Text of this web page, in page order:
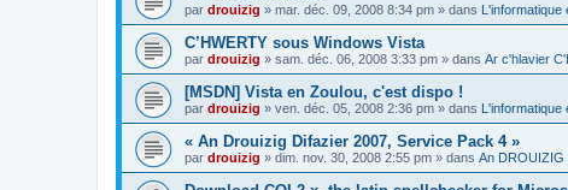
par drouizig » mar. déc. 09, 2008 8:34 pm » dans L'informatique
C’HWERTY sous Windows Vista
par drouizig » sam. déc. 06, 2008 3:33 pm » dans Ar c'hlavier
[MSDN] Vista en Zoulou, c'est dispo !
par drouizig » ven. déc. 05, 2008 2:36 pm » dans L'informatique
« An Drouizig Difazier 2007, Service Pack 4 »
par drouizig » dim. nov. 30, 2008 2:55 pm » dans An DROUIZIG